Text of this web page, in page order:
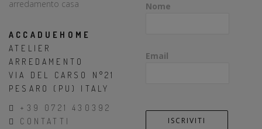
ACCADUEHOME
ATELIER
ARREDAMENTO
VIA DEL CARSO N°21
PESARO (PU) ITALY
+39 0721 430392
CONTATTI
Nome
Email